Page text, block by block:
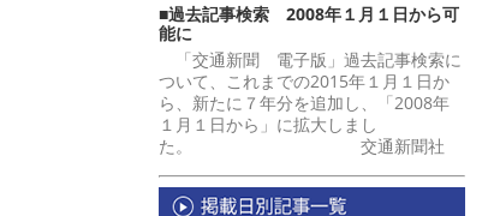
■過去記事検索 2008年１月１日から可
能に
「交通新聞 電子版」過去記事検索に
ついて、これまでの2015年１月１日か
ら、新たに７年分を追加し、「2008年
１月１日から」に拡大しまし
た。 交通新聞社